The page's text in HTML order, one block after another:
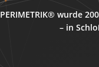
PERIMETRIK® wurde
– in